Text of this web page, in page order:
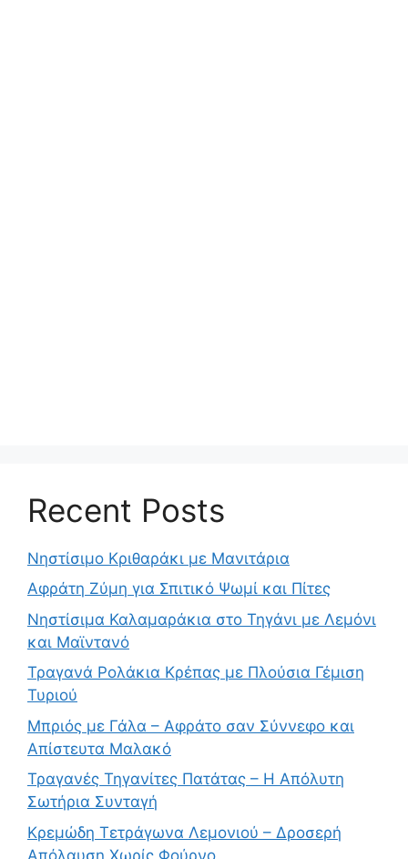
Recent Posts
Νηστίσιμο Κριθαράκι με Μανιτάρια
Αφράτη Ζύμη για Σπιτικό Ψωμί και Πίτες
Νηστίσιμα Καλαμαράκια στο Τηγάνι με Λεμόνι
και Μαϊντανό
Τραγανά Ρολάκια Κρέπας με Πλούσια Γέμιση
Τυριού
Μπριός με Γάλα – Αφράτο σαν Σύννεφο και
Απίστευτα Μαλακό
Τραγανές Τηγανίτες Πατάτας – Η Απόλυτη
Σωτήρια Συνταγή
Κρεμώδη Τετράγωνα Λεμονιού – Δροσερή
Απόλαυση Χωρίς Φούρνο